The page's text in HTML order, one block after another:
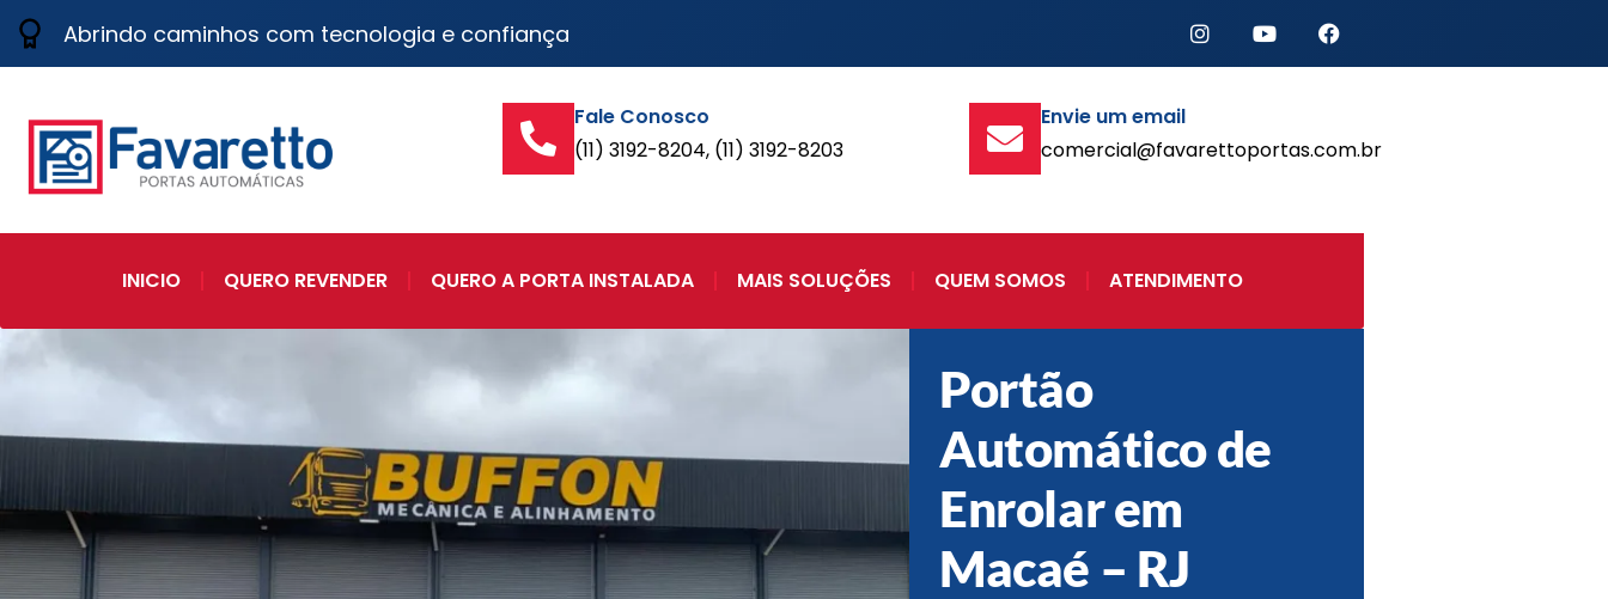
Abrindo caminhos com tecnologia e confiança
Fale Conosco
(11) 3192-8204, (11) 3192-8203
Envie um email
comercial@favarettoportas.com.br
INICIO QUERO REVENDER QUERO A PORTA INSTALADA MAIS SOLUÇÕES QUEM SOMOS ATENDIMENTO
Portão
Automático de
Enrolar em
Macaé – RJ